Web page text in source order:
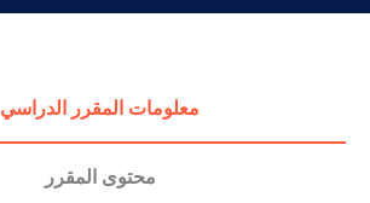
معلومات المقرر الدراسي
محتوى المقرر